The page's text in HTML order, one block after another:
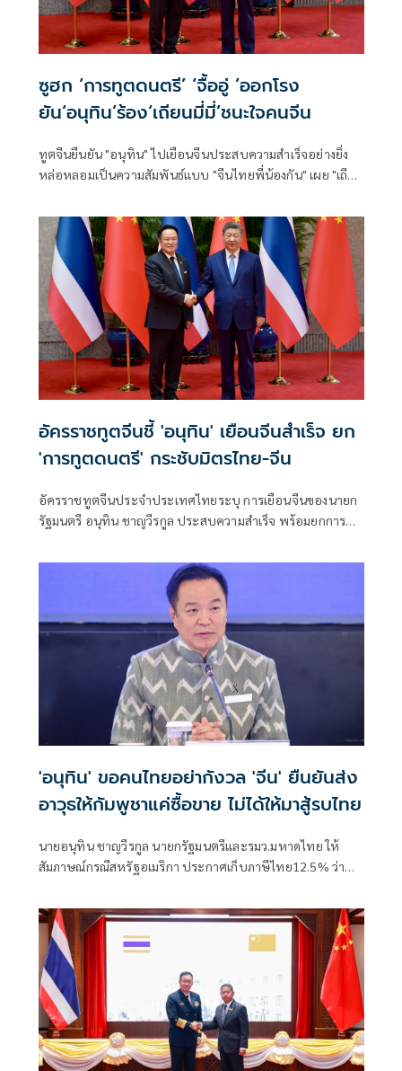
ซูฮก ‘การทูตดนตรี’ ‘จื้ออู่ ’ออกโรง
ยัน‘อนุทิน’ร้อง‘เถียนมี่มี่’ชนะใจคนจีน
ทูตจีนยืนยัน "อนุทิน" ไปเยือนจีนประสบความสำเร็จอย่างยิ่ง
หล่อหลอมเป็นความสัมพันธ์แบบ "จีนไทยพี่น้องกัน" เผย "เถีย
นายกฯ
อัครราชทูตจีนชี้ 'อนุทิน' เยือนจีนสำเร็จ ยก
'การทูตดนตรี' กระชับมิตรไทย-จีน
อัครราชทูตจีนประจำประเทศไทยระบุ การเยือนจีนของนายก
รัฐมนตรี อนุทิน ชาญวีรกูล ประสบความสำเร็จ พร้อมยกการขับ
'อนุทิน' ขอคนไทยอย่ากังวล 'จีน' ยืนยันส่ง
อาวุธให้กัมพูชาแค่ซื้อขาย ไม่ได้ให้มาสู้รบไทย
นายอนุทิน ชาญวีรกูล นายกรัฐมนตรีและรมว.มหาดไทย ให้
สัมภาษณ์กรณีสหรัฐอเมริกา ประกาศเก็บภาษีไทย12.5% ว่า
12.5% ตนเร่งให้หน่วยงานที่เกี่ยวของไปดำเนินการแก้ไข ซึ่งมี
เรื่องที่เกี่ยวกับแรงงานภาคบังคับอะไรสักอย่างหนึ่ง ตนยังต้อง
ไปลงในรายละเอียดว่าทำไมไม่มีการดำเนินการด้านนี้ให้เ